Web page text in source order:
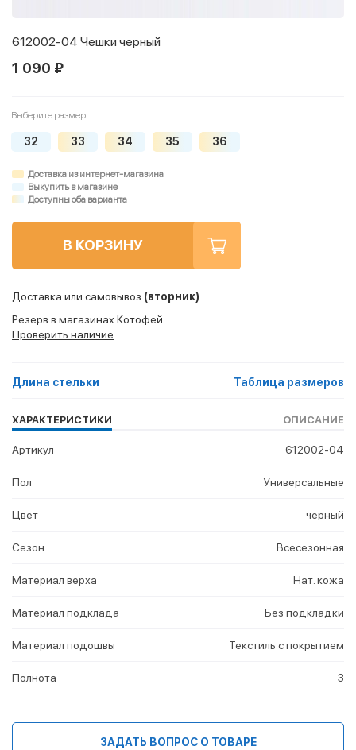
612002-04 Чешки черный
1 090 ₽
Выберите размер
32 33 34 35 36
Доставка из интернет-магазина
Выкупить в магазине
Доступны оба варианта
В КОРЗИНУ
Доставка или самовывоз (вторник)
Резерв в магазинах Котофей
Проверить наличие
Длина стельки Таблица размеров
ХАРАКТЕРИСТИКИ ОПИСАНИЕ
Артикул 612002-04
Пол Универсальные
Цвет черный
Сезон Всесезонная
Материал верха Нат. кожа
Материал подклада Без подкладки
Материал подошвы Текстиль с покрытием
Полнота 3
ЗАДАТЬ ВОПРОС О ТОВАРЕ